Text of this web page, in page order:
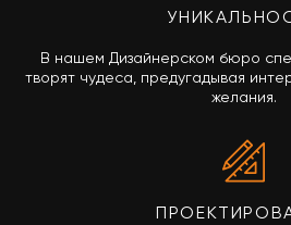
В нашем Дизайнерском бюро
творят чудеса, предугадывая
желания.